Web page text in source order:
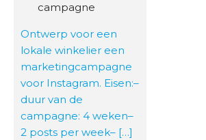
campagne
Ontwerp voor een
lokale winkelier een
marketingcampagne
voor Instagram. Eisen:–
duur van de
campagne: 4 weken–
2 posts per week– […]